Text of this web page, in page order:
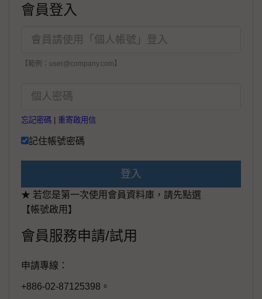
會員登入
【範例：user@company.com】
忘記密碼 重寄啟用信
記住帳號密碼
登入
★ 若您是第一次使用會員資料庫，請先點選
【帳號啟用】
會員服務申請/試用
申請專線：
+886-02-87125398。